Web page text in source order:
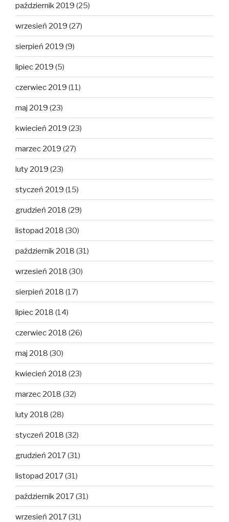
październik 2019 (25)
wrzesień 2019 (27)
sierpień 2019 (9)
lipiec 2019 (5)
czerwiec 2019 (11)
maj 2019 (23)
kwiecień 2019 (23)
marzec 2019 (27)
luty 2019 (23)
styczeń 2019 (15)
grudzień 2018 (29)
listopad 2018 (30)
październik 2018 (31)
wrzesień 2018 (30)
sierpień 2018 (17)
lipiec 2018 (14)
czerwiec 2018 (26)
maj 2018 (30)
kwiecień 2018 (23)
marzec 2018 (32)
luty 2018 (28)
styczeń 2018 (32)
grudzień 2017(31)
listopad 2017(31)
październik 2017(31)
wrzesień 2017(31)